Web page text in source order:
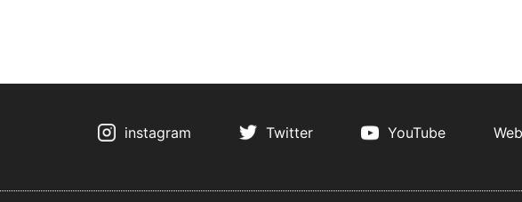
instagram Twitter YouTube